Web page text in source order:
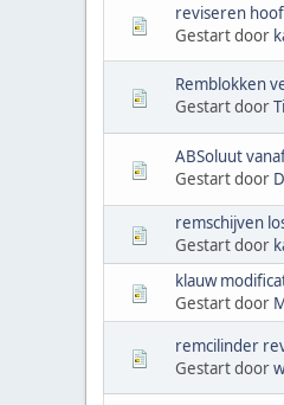
reviseren
Gestart door
Remblokken
Gestart door
ABSoluut
Gestart door
remschijven
Gestart door
klauw
Gestart door
remcilinder
Gestart door